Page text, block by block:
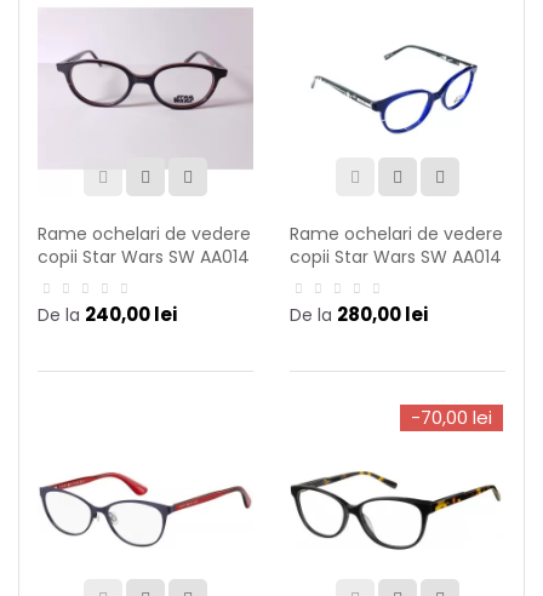
Rame ochelari de vedere
copii Star Wars SW AA014
C01
De la 240,00 lei
Rame ochelari de vedere
copii Star Wars SW AA014
C07
De la 280,00 lei
-70,00 lei